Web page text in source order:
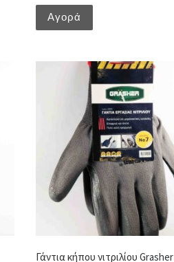
Αγορά
Γάντια κήπου νιτριλίου Grasher